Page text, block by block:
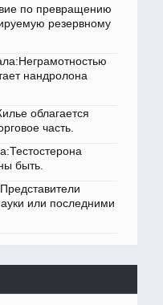
по превращению
резервному
нандролона
облагается
часть.
быть.
или последними